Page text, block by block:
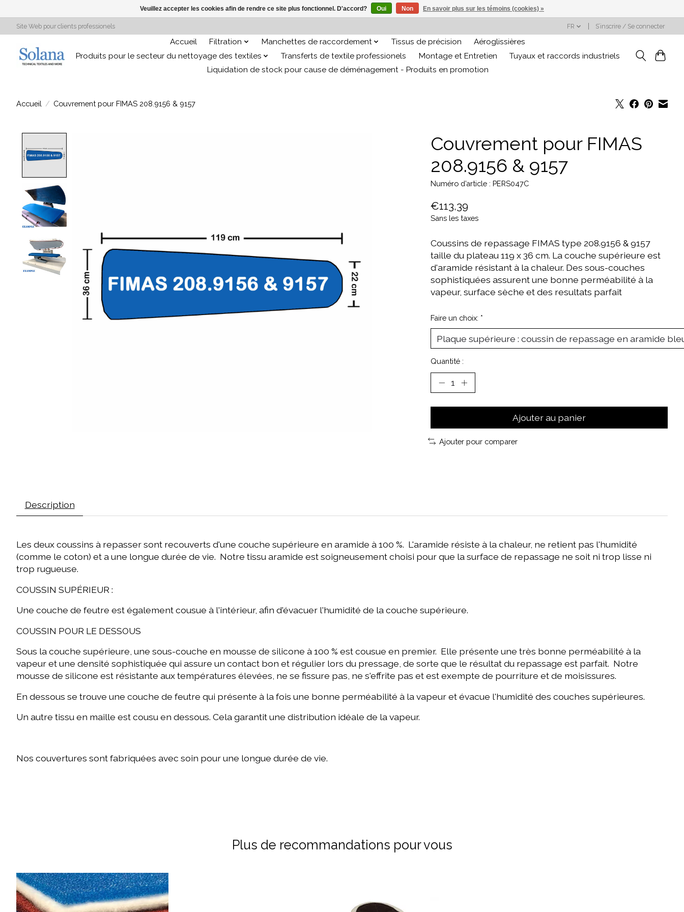
Site Web pour clients professionels FR S’inscrire / Se connecter
Accueil Filtration Manchettes de raccordement Tissus de précision
Aéroglissières
Produits pour le secteur du nettoyage des textiles
Transferts de textile professionels Montage et Entretien
Tuyaux et raccords industriels
Liquidation de stock pour cause de déménagement - Produits en promotion
Accueil / Couvrement pour FIMAS 208.9156 & 9157
Couvrement pour FIMAS
208.9156 & 9157
Numéro d’article : PERS047C
€113,39
Sans les taxes
Coussins de repassage FIMAS type 208.9156 & 9157
taille du plateau 119 x 36 cm. La couche supérieure est
d'aramide résistant à la chaleur. Des sous-couches
sophistiquées assurent une bonne perméabilité à la
vapeur, surface sèche et des resultats parfait
Faire un choix: *
Quantité :
Ajouter au panier
Ajouter pour comparer
Description
Les deux coussins à repasser sont recouverts d'une couche supérieure en aramide à 100 %. L'aramide résiste à la chaleur, ne retient pas l'humidité
(comme le coton) et a une longue durée de vie. Notre tissu aramide est soigneusement choisi pour que la surface de repassage ne soit ni trop lisse ni
trop rugueuse.
COUSSIN SUPÉRIEUR :
Une couche de feutre est également cousue à l'intérieur, afin d'évacuer l'humidité de la couche supérieure.
COUSSIN POUR LE DESSOUS
Sous la couche supérieure, une sous-couche en mousse de silicone à 100 % est cousue en premier. Elle présente une très bonne perméabilité à la
vapeur et une densité sophistiquée qui assure un contact bon et régulier lors du pressage, de sorte que le résultat du repassage est parfait. Notre
mousse de silicone est résistante aux températures élevées, ne se fissure pas, ne s'effrite pas et est exempte de pourriture et de moisissures.
En dessous se trouve une couche de feutre qui présente à la fois une bonne perméabilité à la vapeur et évacue l'humidité des couches supérieures.
Un autre tissu en maille est cousu en dessous. Cela garantit une distribution idéale de la vapeur.
Nos couvertures sont fabriquées avec soin pour une longue durée de vie.
Plus de recommandations pour vous
Articles du carrousel de produits
Veuillez accepter les cookies afin de rendre ce site plus fonctionnel. D'accord? Oui Non En savoir plus sur les témoins (cookies) »